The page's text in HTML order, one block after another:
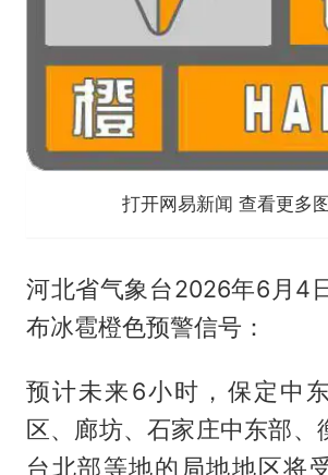
打开网易新闻 查看更多
河北省气象台2026年6月4
布冰雹橙色预警信号：
预计未来6小时，保定中
区、廊坊、石家庄中东部、
台北部等地的局地地区将